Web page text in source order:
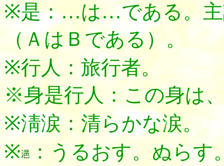
※是：…は…である。主
（ＡはＢである）。
※行人：旅行者。
※身是行人：この身は
※淸涙：清らかな涙。
※ ：うるおす。ぬらす